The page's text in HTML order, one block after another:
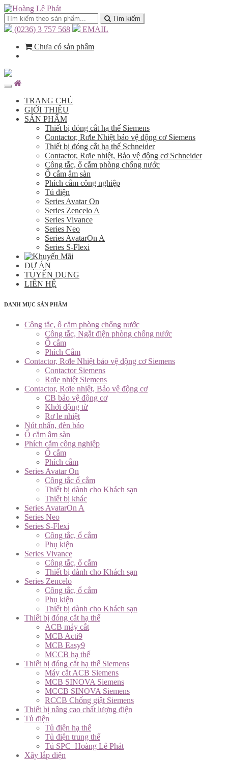
Tìm kiếm
(0236) 3 757 568
EMAIL
Chưa có sản phẩm
TRANG CHỦ
GIỚI THIỆU
SẢN PHẨM
Thiết bị đóng cắt hạ thế Siemens
Contactor, Rơle Nhiệt bảo vệ động cơ Siemens
Thiết bị đóng cắt hạ thế Schneider
Contactor, Rơle nhiệt, Bảo vệ động cơ Schneider
Công tắc, ổ cắm phòng chống nước
Ổ cắm âm sàn
Phích cắm công nghiệp
Tủ điện
Series Avatar On
Series Zencelo A
Series Vivance
Series Neo
Series AvatarOn A
Series S-Flexi
DỰ ÁN
TUYỂN DỤNG
LIÊN HỆ
DANH MỤC SẢN PHẨM
Công tắc, ổ cắm phòng chống nước
Công tắc, Ngắt điện phòng chống nước
Ổ cắm
Phích Cắm
Contactor, Rơle Nhiệt bảo vệ động cơ Siemens
Contactor Siemens
Rơle nhiệt Siemens
Contactor, Rơle nhiệt, Bảo vệ động cơ
CB bảo vệ động cơ
Khởi động từ
Rơ le nhiệt
Nút nhấn, đèn báo
Ổ cắm âm sàn
Phích cắm công nghiệp
Ổ cắm
Phích cắm
Series Avatar On
Công tắc ổ cắm
Thiết bị dành cho Khách sạn
Thiết bị khác
Series AvatarOn A
Series Neo
Series S-Flexi
Công tắc, ổ cắm
Phụ kiện
Series Vivance
Công tắc, ổ cắm
Thiết bị dành cho Khách sạn
Series Zencelo
Công tắc, ổ cắm
Phụ kiện
Thiết bị dành cho Khách sạn
Thiết bị đóng cắt hạ thế
ACB máy cắt
MCB Acti9
MCB Easy9
MCCB hạ thế
Thiết bị đóng cắt hạ thế Siemens
Máy cắt ACB Siemens
MCB SINOVA Siemens
MCCB SINOVA Siemens
RCCB Chống giật Siemens
Thiết bị nâng cao chất lượng điện
Tủ điện
Tủ điện hạ thế
Tủ điện trung thế
Tủ SPC_Hoàng Lê Phát
Xây lắp điện